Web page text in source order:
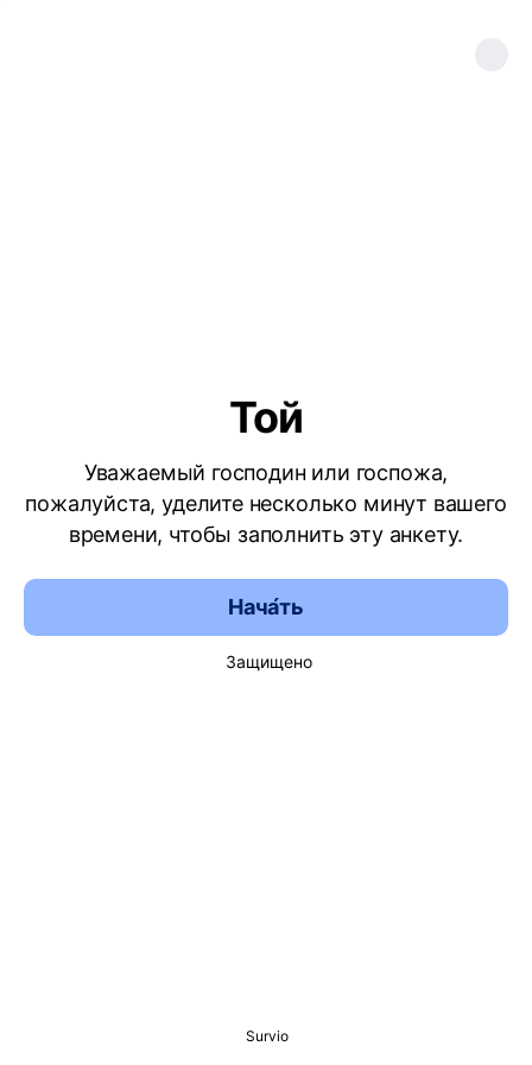
Той
Уважаемый господин или госпожа,
пожалуйста, уделите несколько минут вашего
времени, чтобы заполнить эту анкету.
Нача́ть
Защищено
Survio